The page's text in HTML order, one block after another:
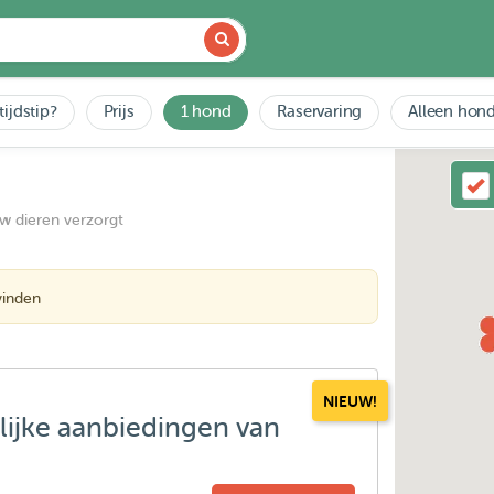
Prijs 1 hond Raservaring Alleen
dieren verzorgt
NIEUW!
aanbiedingen van